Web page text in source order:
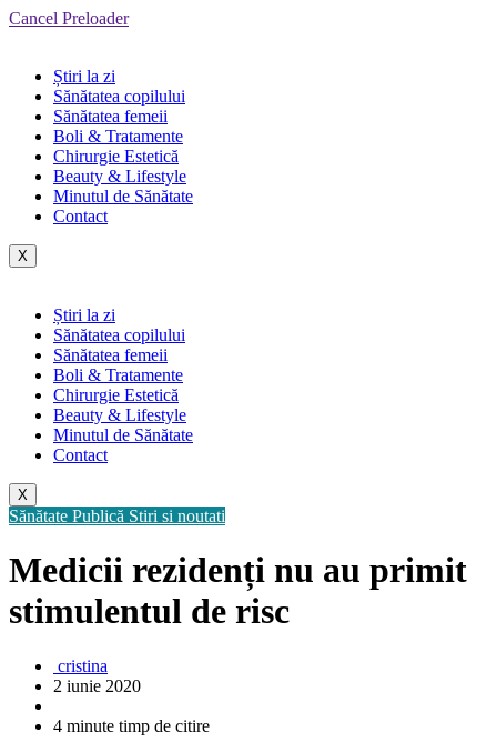
Cancel Preloader
Știri la zi
Sănătatea copilului
Sănătatea femeii
Boli & Tratamente
Chirurgie Estetică
Beauty & Lifestyle
Minutul de Sănătate
Contact
X
Știri la zi
Sănătatea copilului
Sănătatea femeii
Boli & Tratamente
Chirurgie Estetică
Beauty & Lifestyle
Minutul de Sănătate
Contact
X
Sănătate Publică Stiri si noutati
Medicii rezidenți nu au primit
stimulentul de risc
cristina
2 iunie 2020
4 minute timp de citire